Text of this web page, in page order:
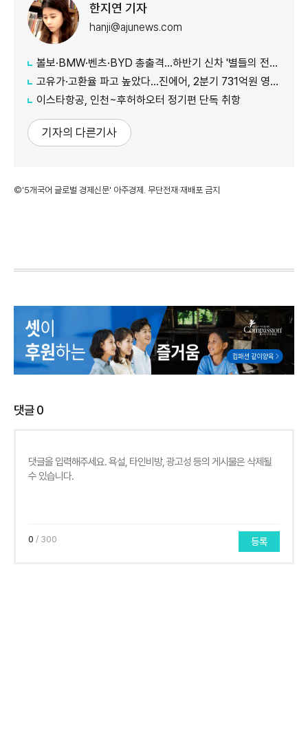
한지연 기자
hanji@ajunews.com
볼보·BMW·벤츠·BYD 총출격...하반기 신차 '별들의 전쟁'
고유가·고환율 파고 높았다…진에어, 2분기 731억원 영업적자
이스타항공, 인천~후허하오터 정기편 단독 취항
기자의 다른기사
©'5개국어 글로벌 경제신문' 아주경제. 무단전재·재배포 금지
댓글0
0 / 300 등록